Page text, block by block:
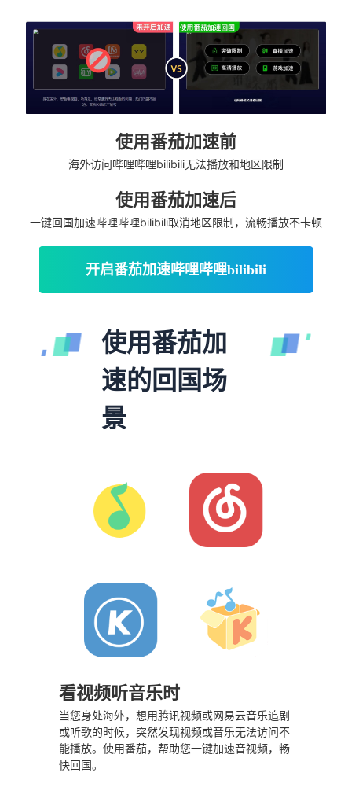
使用番茄加速前
海外访问哔哩哔哩bilibili无法播放和地区限制
使用番茄加速后
一键回国加速哔哩哔哩bilibili取消地区限制，流畅播放不卡顿
开启番茄加速哔哩哔哩bilibili
使用番茄加
速的回国场
景
看视频听音乐时
当您身处海外，想用腾讯视频或网易云音乐追剧
或听歌的时候，突然发现视频或音乐无法访问不
能播放。使用番茄，帮助您一键加速音视频，畅
快回国。